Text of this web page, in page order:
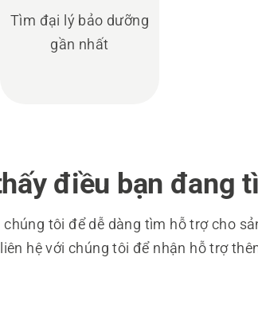
Tìm đại lý bảo dưỡng
gần nhất
điều bạn đang
tôi để dễ dàng tìm hỗ trợ cho
hệ với chúng tôi để nhận hỗ trợ